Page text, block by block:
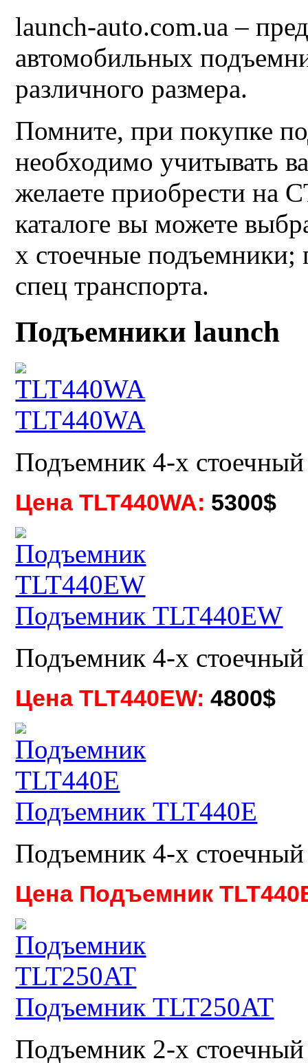
launch-auto.com.ua –
автомобильных
различного размера.
Помните, при покупке
необходимо учитывать
желаете приобрести
каталоге вы можете
х стоечные подъемники;
спец транспорта.
Подъемники launch
TLT440WA
Подъемник 4-х стоечный
Цена TLT440WA: 5300$
Подъемник TLT440EW
Подъемник 4-х стоечный
Цена TLT440EW:4800$
Подъемник TLT440E
Подъемник 4-х стоечный
Цена Подъемник
Подъемник TLT250AT
Подъемник 2-х стоечный